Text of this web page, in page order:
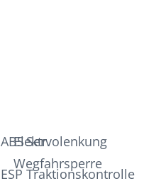
ABS
ESP
Elektr.
Wegfahrsperre
Servolenkung
Traktionskontrolle